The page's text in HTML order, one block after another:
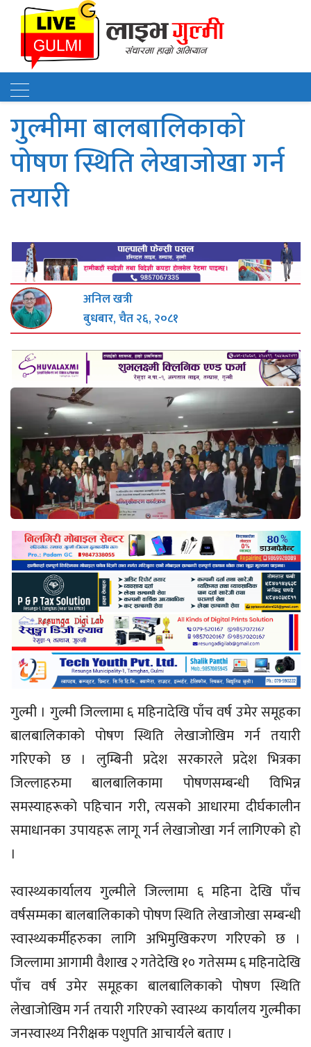
गुल्मीमा बालबालिकाको
पोषण स्थिति लेखाजोखा गर्न
तयारी
अनिल खत्री
बुधबार, चैत २६, २०८१
गुल्मी । गुल्मी जिल्लामा ६ महिनादेखि पाँच वर्ष उमेर समूहका
बालबालिकाको पोषण स्थिति लेखाजोखिम गर्न तयारी
गरिएको छ । लुम्बिनी प्रदेश सरकारले प्रदेश भित्रका
जिल्लाहरुमा बालबालिकामा पोषणसम्बन्धी विभिन्न
समस्याहरूको पहिचान गरी, त्यसको आधारमा दीर्घकालीन
समाधानका उपायहरू लागू गर्न लेखाजोखा गर्न लागिएको हो
।
स्वास्थ्यकार्यालय गुल्मीले जिल्लामा ६ महिना देखि पाँच
वर्षसम्मका बालबालिकाको पोषण स्थिति लेखाजोखा सम्बन्धी
स्वास्थ्यकर्मीहरुका लागि अभिमुखिकरण गरिएको छ ।
जिल्लामा आगामी वैशाख २ गतेदेखि १० गतेसम्म ६ महिनादेखि
पाँच वर्ष उमेर समूहका बालबालिकाको पोषण स्थिति
लेखाजोखिम गर्न तयारी गरिएको स्वास्थ्य कार्यालय गुल्मीका
जनस्वास्थ्य निरीक्षक पशुपति आचार्यले बताए ।